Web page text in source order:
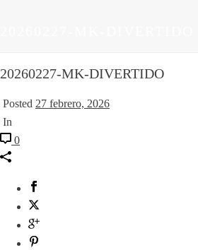
20260227-MK-DIVERTIDO
Posted 27 febrero, 2026
In
0